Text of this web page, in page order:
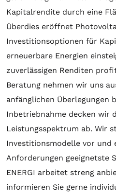
Kapitalrendite durch eine
Überdies eröffnet
Investitionsoptionen für
erneuerbare Energien
zuverlässigen Renditen
Beratung nehmen wir uns
anfänglichen Überlegungen
Inbetriebnahme decken wir
Leistungsspektrum ab. Wir
Investitionsmodelle vor und
Anforderungen geeignetste
ENERGI arbeitet streng
informieren Sie gerne